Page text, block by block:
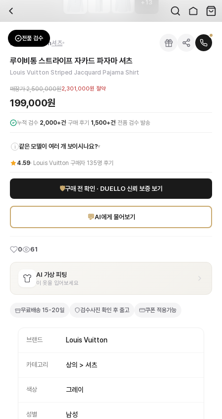
배송은 얼마나 걸리나요?
검수는 어떻게 진행되나요? 검수 사진을 받을 수 있나요?
전문 스태프가 실물 상품을 직접 확인한 후 검수 사진을 제공합니다. 가죽 재질,
교환이나 반품이 가능한가요?
수령 후 7일 이내 신청하시면 상품 하자, 사이즈 불일치, 고객 변심 모두 교환·반
쿠폰과 적립금을 함께 사용할 수 있나요?
네, 쿠폰과 적립금을 결제 시 함께 사용하실 수 있습니다. 적립금은 1,000원 이상
사이즈는 어떻게 선택하나요?
상품 상세의 사이즈 정보를 참고해 선택하시고, 사이즈 선택이 어려우시면 카카오
브랜드:
성별:남성
색상:그레이
가격:199,000 원
루이비통의 독보적인 장인정신이 깃든 남성 스트라이프 자카드 파자마 셔츠로 당
루이비통 스트라이프 자카드 파자마 셔츠
13
전품 검수
Louis Vuitton셔츠
루이비통 스트라이프 자카드 파자마 셔츠
Louis Vuitton Striped Jacquard Pajama Shirt
매장가2,500,000원2,301,000원 절약
199,000원
누적 검수 2,000+건·구매 후기 1,500+건· 전품 검수 발송
i 같은 모델이 여러 개 보이시나요?▾
4.59· Louis Vuitton 구매자 135명 후기
🛡구매 전 확인 · DUELLO 신뢰 보증 보기
💬AI에게 물어보기
0 61
AI 가상 피팅
이 옷을 입어보세요
무료배송 15-20일 검수사진 확인 후 출고 쿠폰 적용가능
브랜드 Louis Vuitton
카테고리 상의 > 셔츠
색상 그레이
성별 남성